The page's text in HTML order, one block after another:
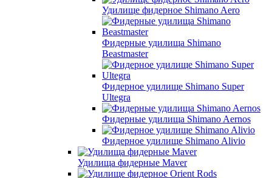
Удилище фидерное Shimano Aero
Фидерные удилища Shimano
Beastmaster
Фидерное удилище Shimano Super
Ultegra
Фидерные удилища Shimano Aernos
Фидерное удилище Shimano Alivio
Удилища фидерные Maver